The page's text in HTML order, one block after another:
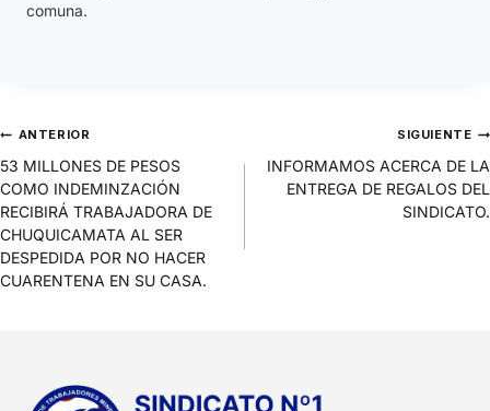
comuna.
ANTERIOR
53 MILLONES DE PESOS
COMO INDEMINZACIÓN
RECIBIRÁ TRABAJADORA DE
CHUQUICAMATA AL SER
DESPEDIDA POR NO HACER
CUARENTENA EN SU CASA.
SIGUIENTE
INFORMAMOS ACERCA DE LA
ENTREGA DE REGALOS DEL
SINDICATO.